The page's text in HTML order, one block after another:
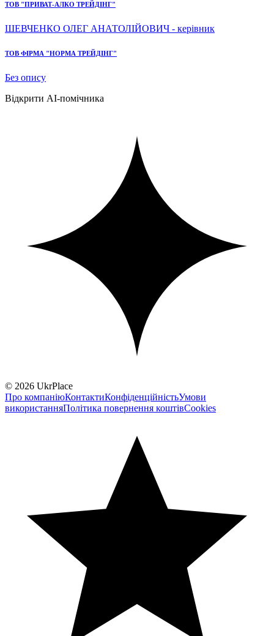
ТОВ "ПРИВАТ-АЛКО ТРЕЙДІНГ"
ШЕВЧЕНКО ОЛЕГ АНАТОЛІЙОВИЧ - керівник
ТОВ ФІРМА "НОРМА ТРЕЙДІНГ"
Без опису
Відкрити AI-помічника
© 2026 UkrPlace
Про компаніюКонтактиКонфіденційністьУмови
використанняПолітика повернення коштівCookies